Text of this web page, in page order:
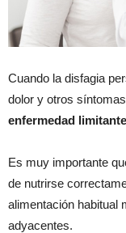
Cuando la disfagia
dolor y otros
enfermedad limitante
Es muy importante
de nutrirse
alimentación habitual
adyacentes.